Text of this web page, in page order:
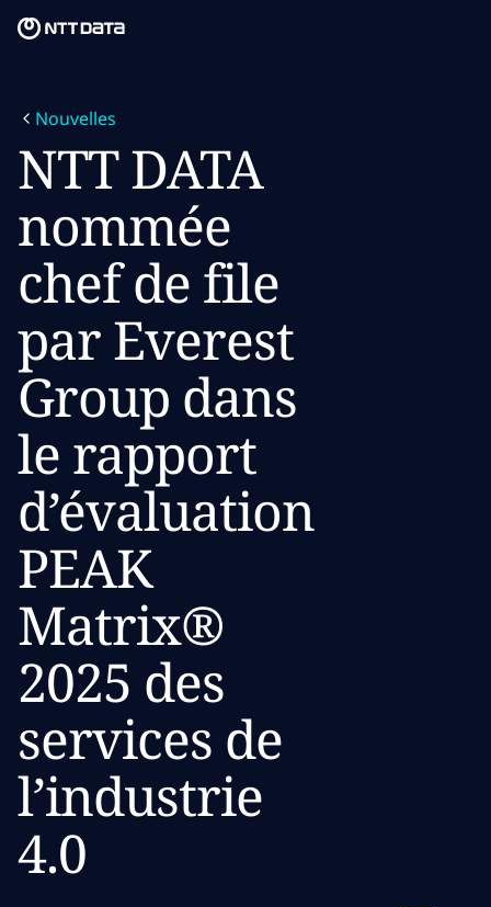
Ce que nous pensons
Qui nous sommes
Salle de presse
Carrières
Nouvelles
NTT DATA
nommée
chef de file
par Everest
Group dans
le rapport
d’évaluation
PEAK
Matrix®
2025 des
services de
l’industrie
4.0